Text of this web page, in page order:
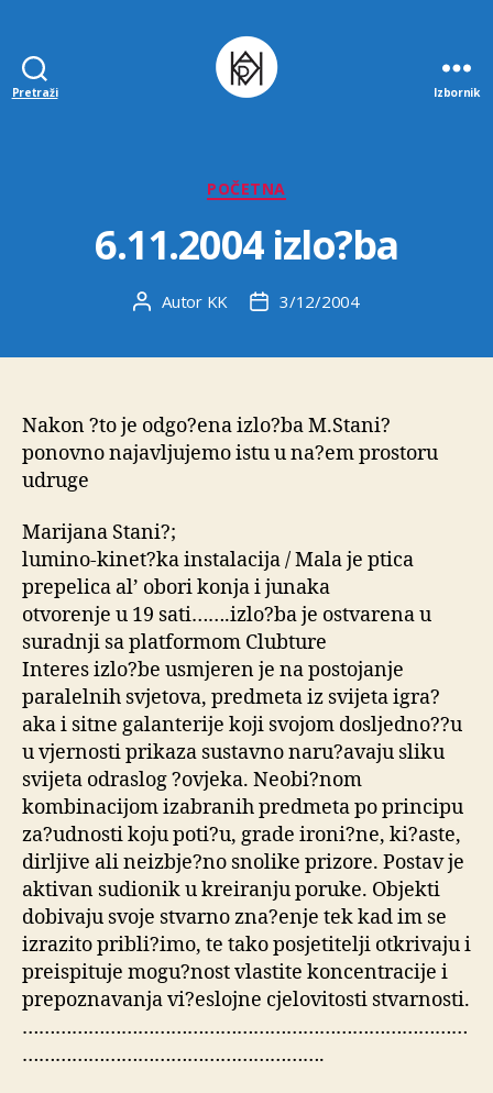
Pretraži Izbornik
Kategorije
POČETNA
6.11.2004 izlo?ba
AutorAutor KK
Datum
3/12/2004
Nakon ?to je odgo?ena izlo?ba M.Stani?
ponovno najavljujemo istu u na?em prostoru
udruge
Marijana Stani?;
lumino-kinet?ka instalacija / Mala je ptica
prepelica al’ obori konja i junaka
otvorenje u 19 sati…….izlo?ba je ostvarena u
suradnji sa platformom Clubture
Interes izlo?be usmjeren je na postojanje
paralelnih svjetova, predmeta iz svijeta igra?
aka i sitne galanterije koji svojom dosljedno??u
u vjernosti prikaza sustavno naru?avaju sliku
svijeta odraslog ?ovjeka. Neobi?nom
kombinacijom izabranih predmeta po principu
za?udnosti koju poti?u, grade ironi?ne, ki?aste,
dirljive ali neizbje?no snolike prizore. Postav je
aktivan sudionik u kreiranju poruke. Objekti
dobivaju svoje stvarno zna?enje tek kad im se
izrazito pribli?imo, te tako posjetitelji otkrivaju i
preispituje mogu?nost vlastite koncentracije i
prepoznavanja vi?eslojne cjelovitosti stvarnosti.
………………………………………………………………………
……………………………………………….